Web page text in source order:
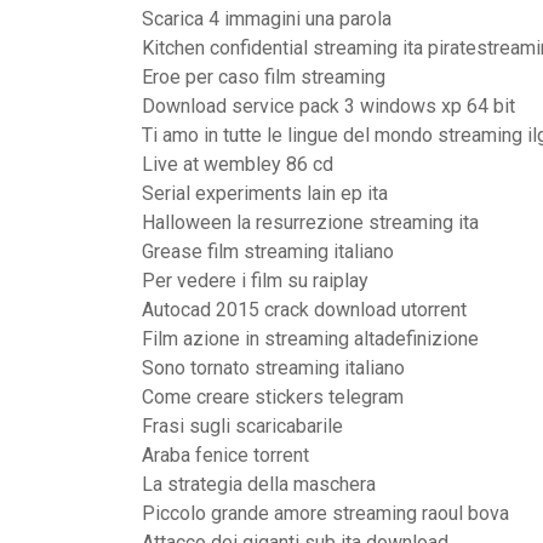
Scarica 4 immagini una parola
Kitchen confidential streaming ita
Eroe per caso film streaming
Download service pack 3 windows xp 64 bit
Ti amo in tutte le lingue del mondo streaming
Live at wembley 86 cd
Serial experiments lain ep ita
Halloween la resurrezione streaming ita
Grease film streaming italiano
Per vedere i film su raiplay
Autocad 2015 crack download utorrent
Film azione in streaming altadefinizione
Sono tornato streaming italiano
Come creare stickers telegram
Frasi sugli scaricabarile
Araba fenice torrent
La strategia della maschera
Piccolo grande amore streaming raoul bova